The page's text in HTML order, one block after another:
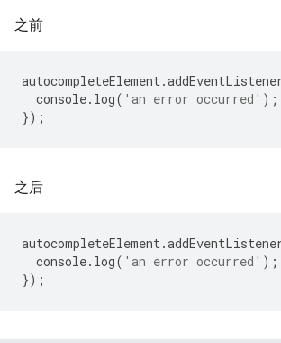
之前
autocompleteElement.
console. log( 'an error occurred' );
});
之后
autocompleteElement.
console. log( 'an error occurred' );
});